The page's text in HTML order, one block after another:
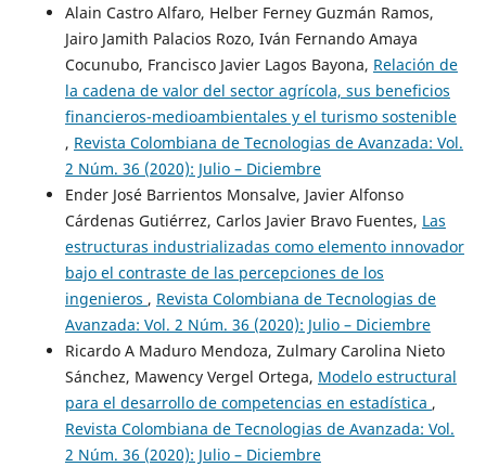
Alain Castro Alfaro, Helber Ferney Guzmán Ramos,
Jairo Jamith Palacios Rozo, Iván Fernando Amaya
Cocunubo, Francisco Javier Lagos Bayona, Relación de
la cadena de valor del sector agrícola, sus beneficios
financieros-medioambientales y el turismo sostenible
, Revista Colombiana de Tecnologias de Avanzada: Vol.
2 Núm. 36 (2020): Julio – Diciembre
Ender José Barrientos Monsalve, Javier Alfonso
Cárdenas Gutiérrez, Carlos Javier Bravo Fuentes, Las
estructuras industrializadas como elemento innovador
bajo el contraste de las percepciones de los
ingenieros , Revista Colombiana de Tecnologias de
Avanzada: Vol. 2 Núm. 36 (2020): Julio – Diciembre
Ricardo A Maduro Mendoza, Zulmary Carolina Nieto
Sánchez, Mawency Vergel Ortega, Modelo estructural
para el desarrollo de competencias en estadística ,
Revista Colombiana de Tecnologias de Avanzada: Vol.
2 Núm. 36 (2020): Julio – Diciembre